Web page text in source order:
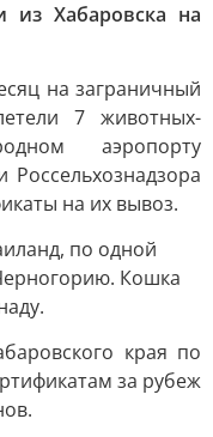
из Хабаровска на
на заграничный
7 животных-
аэропорту
Россельхознадзора
на их вывоз.
по одной
Кошка
края по
за рубеж